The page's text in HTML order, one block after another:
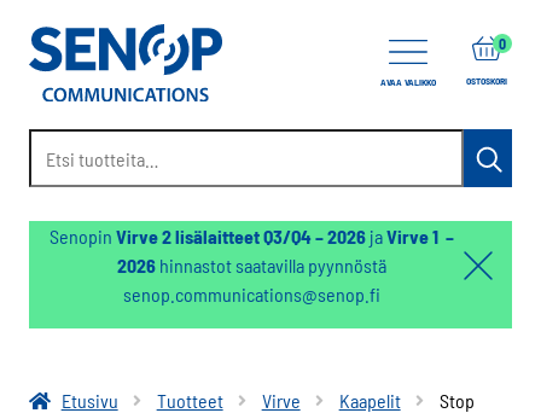
AVAA VALIKKO OSTOSKORI
0items
Senopin Virve 2 lisälaitteet Q3/Q4 – 2026jaVirve 1 –
2026hinnastot saatavilla pyynnöstä
senop.communications@senop.fi
Etusivu Tuotteet Virve Kaapelit
Stop